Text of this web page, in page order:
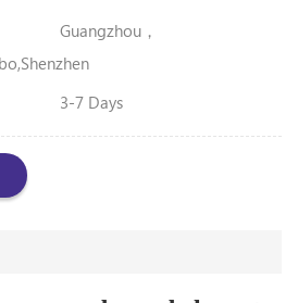
Guangzhou，
3-7 Days